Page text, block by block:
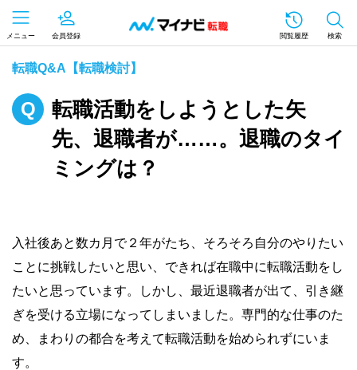
メニュー 会員登録 閲覧履歴 検索
転職Q&A【転職検討】
転職活動をしようとした矢
先、退職者が……。退職のタイ
ミングは？
入社後あと数カ月で２年がたち、そろそろ自分のやりたい
ことに挑戦したいと思い、できれば在職中に転職活動をし
たいと思っています。しかし、最近退職者が出て、引き継
ぎを受ける立場になってしまいました。専門的な仕事のた
め、まわりの都合を考えて転職活動を始められずにいま
す。